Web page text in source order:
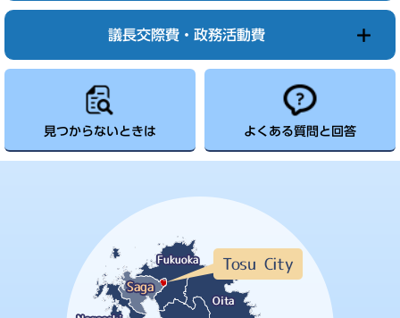
議長交際費・政務活動費
見つからないときは よくある質問と回答